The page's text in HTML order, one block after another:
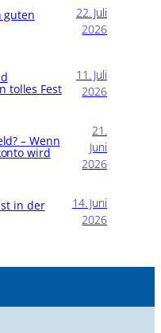
guten
22. Juli
2026
tolles Fest
11. Juli
2026
– Wenn
wird
21.
Juni
2026
in der
14. Juni
2026